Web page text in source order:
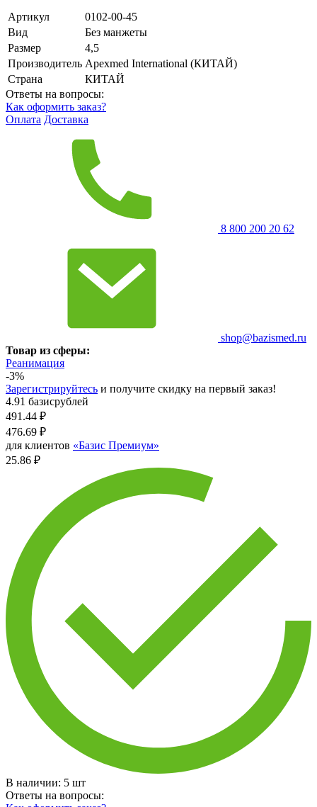
Артикул
0102-00-45
Вид
Без манжеты
Размер
4,5
Производитель Apexmed International (КИТАЙ)
Страна
КИТАЙ
Ответы на вопросы:
Как оформить заказ?
Оплата Доставка
8 800 200 20 62
shop@bazismed.ru
Товар из сферы:
Реанимация
-3%
Зарегистрируйтесь и получите скидку на первый заказ!
4.91 базисрублей
491.44 ₽
476.69 ₽
для клиентов «Базис Премиум»
25.86 ₽
В наличии: 5 шт
Ответы на вопросы: